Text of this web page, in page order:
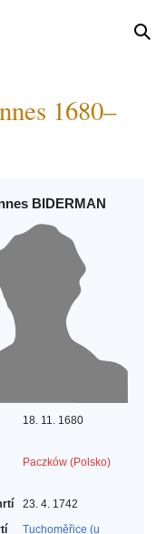
1680–
BIDERMAN
18. 11. 1680
Paczków (Polsko)
23. 4. 1742
Tuchoměřice (u